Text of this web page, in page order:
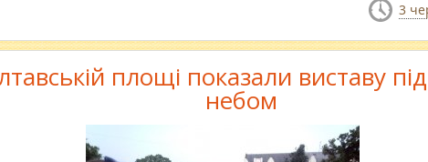
3
площі показали виставу
небом